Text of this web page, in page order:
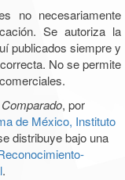
no necesariamente
Se autoriza la
publicados siempre y
No se permite
, por
de México, Instituto
distribuye bajo una
.